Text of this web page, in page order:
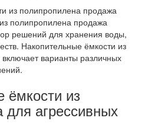
полипропилена продажа
решений для хранения воды,
Накопительные ёмкости из
варианты различных
ёмкости из
для агрессивных